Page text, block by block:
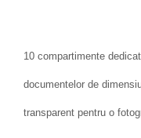
10 compartimente
documentelor de
transparent pentru o